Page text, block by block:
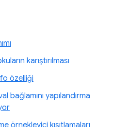
karıştırılması
özelliği
bağlamını yapılandırma
örnekleyici kısıtlamaları